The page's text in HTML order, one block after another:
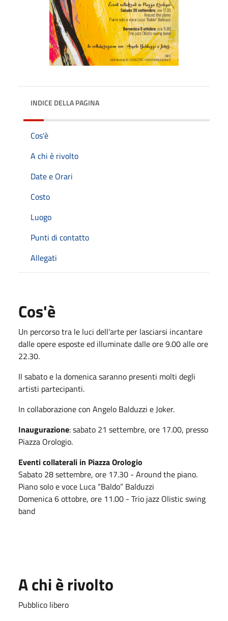
INDICE DELLA PAGINA
Cos'è
A chi è rivolto
Date e Orari
Costo
Luogo
Punti di contatto
Allegati
Cos'è
Un percorso tra le luci dell'arte per lasciarsi incantare
dalle opere esposte ed illuminate dalle ore 9.00 alle ore
22.30.
Il sabato e la domenica saranno presenti molti degli
artisti partecipanti.
In collaborazione con Angelo Balduzzi e Joker.
Inaugurazione: sabato 21 settembre, ore 17.00, presso
Piazza Orologio.
Eventi collaterali in Piazza Orologio
Sabato 28 settembre, ore 17.30 - Around the piano.
Piano solo e voce Luca “Baldo” Balduzzi
Domenica 6 ottobre, ore 11.00 - Trio jazz Olistic swing
band
A chi è rivolto
Pubblico libero